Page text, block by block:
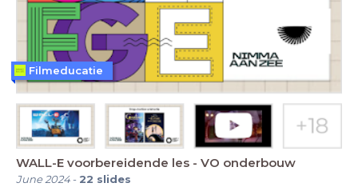
WALL-E voorbereidende les - VO onderbouw
June 2024- 22 slides
Filmeducatie